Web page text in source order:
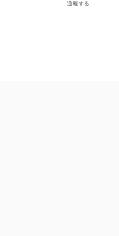
通報する